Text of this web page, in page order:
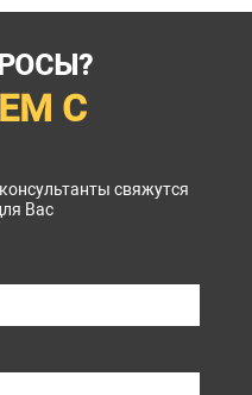
С
свяжутся
Вас